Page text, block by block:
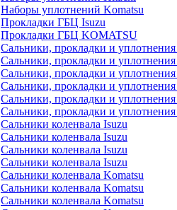
Наборы уплотнений Komatsu
Прокладки ГБЦ Isuzu
Прокладки ГБЦ KOMATSU
Сальники, прокладки и
Сальники, прокладки и
Сальники, прокладки и
Сальники, прокладки и
Сальники, прокладки и уплотнения
Сальники, прокладки и уплотнения
Сальники коленвала Isuzu
Сальники коленвала Isuzu
Сальники коленвала Isuzu
Сальники коленвала Isuzu
Сальники коленвала Komatsu
Сальники коленвала Komatsu
Сальники коленвала Komatsu